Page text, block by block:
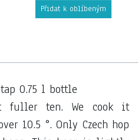
Přidat k oblíbeným
0.75 l bottle
fuller ten. We cook it
10.5 °. Only Czech hop